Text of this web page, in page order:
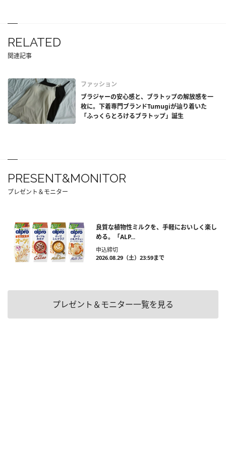
RELATED
関連記事
ファッション
ブラジャーの安心感と、ブラトップの解放感を一
枚に。下着専門ブランドTumugiが辿り着いた
「ふっくらとろけるブラトップ」誕生
PRESENT&MONITOR
プレゼント＆モニター
良質な植物性ミルクを、手軽においしく楽し
める。「ALP...
申込締切
2026.08.29（土）23:59まで
プレゼント＆モニター一覧を見る